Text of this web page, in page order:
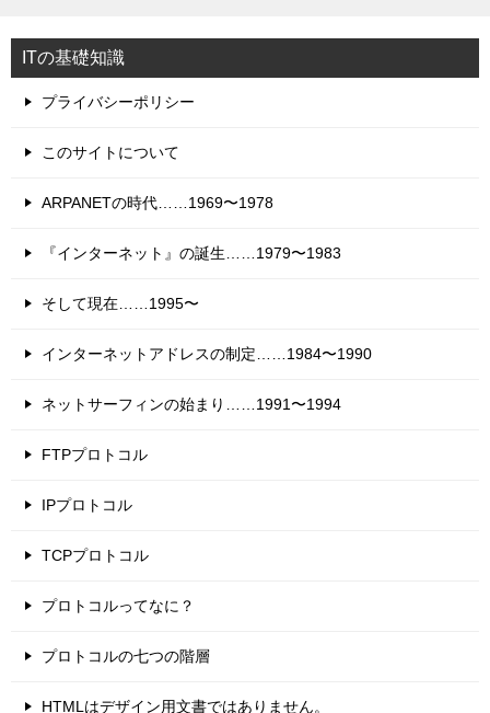
ITの基礎知識
プライバシーポリシー
このサイトについて
ARPANETの時代……1969〜1978
『インターネット』の誕生……1979〜1983
そして現在……1995〜
インターネットアドレスの制定……1984〜1990
ネットサーフィンの始まり……1991〜1994
FTPプロトコル
IPプロトコル
TCPプロトコル
プロトコルってなに？
プロトコルの七つの階層
HTMLはデザイン用文書ではありません。